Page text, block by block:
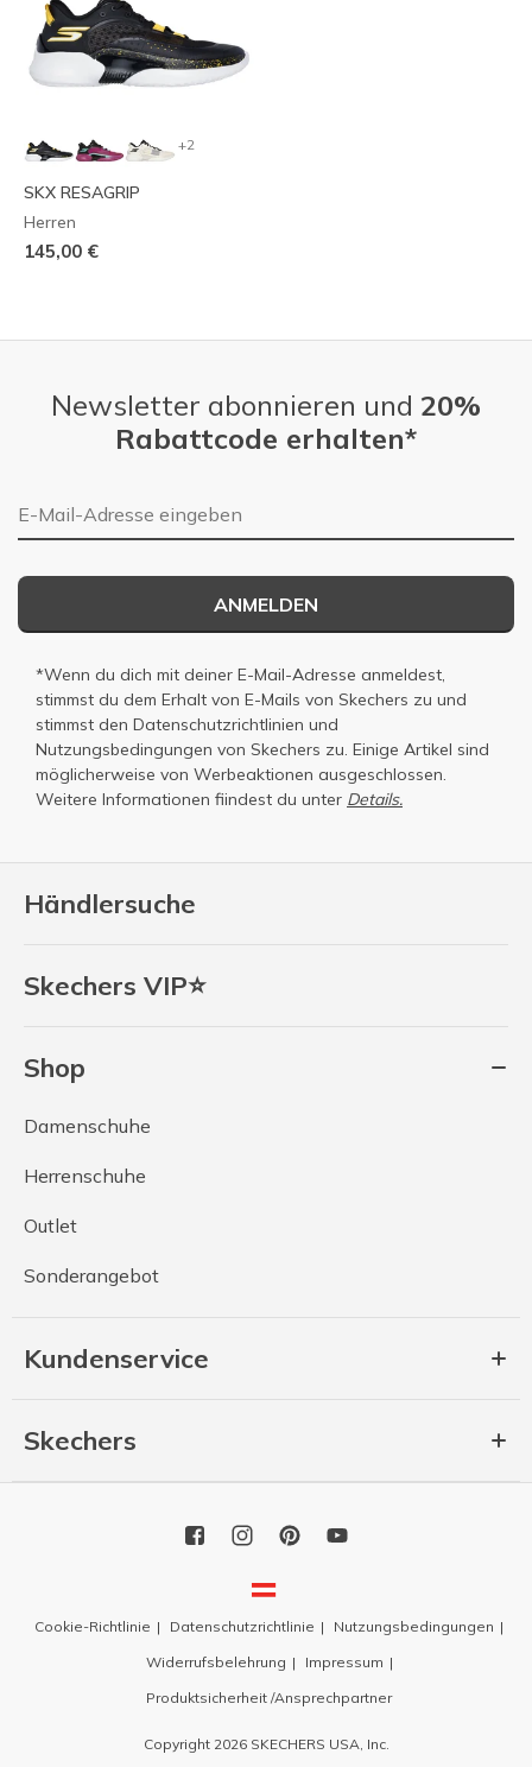
+2
SKX RESAGRIP
Herren
145,00 €
Händlersuche
Skechers VIP⭐
Shop
Damenschuhe
Herrenschuhe
Outlet
Sonderangebot
Kundenservice
Skechers
Newsletter abonnieren und 20%
Rabattcode erhalten*
E-Mail-Adresse
ANMELDEN
*Wenn du dich mit deiner E-Mail-Adresse anmeldest,
stimmst du dem Erhalt von E-Mails von Skechers zu und
stimmst den Datenschutzrichtlinien und
Nutzungsbedingungen von Skechers zu. Einige Artikel sind
möglicherweise von Werbeaktionen ausgeschlossen.
Weitere Informationen fiindest du unter Details.
Cookie-Richtlinie Datenschutzrichtlinie
Nutzungsbedingungen
Widerrufsbelehrung
Impressum
Produktsicherheit /Ansprechpartner
Copyright 2026 SKECHERS USA, Inc.